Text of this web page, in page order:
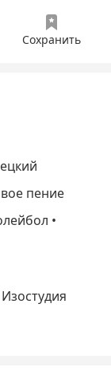
Сохранить
пение
•